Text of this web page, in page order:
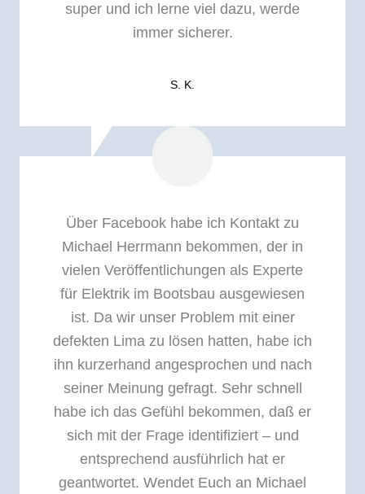
super und ich lerne viel dazu, werde
immer sicherer.
S. K.
Über Facebook habe ich Kontakt zu
Michael Herrmann bekommen, der in
vielen Veröffentlichungen als Experte
für Elektrik im Bootsbau ausgewiesen
ist. Da wir unser Problem mit einer
defekten Lima zu lösen hatten, habe ich
ihn kurzerhand angesprochen und nach
seiner Meinung gefragt. Sehr schnell
habe ich das Gefühl bekommen, daß er
sich mit der Frage identifiziert – und
entsprechend ausführlich hat er
geantwortet. Wendet Euch an Michael